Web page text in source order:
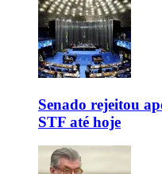
Senado rejeitou
STF até hoje